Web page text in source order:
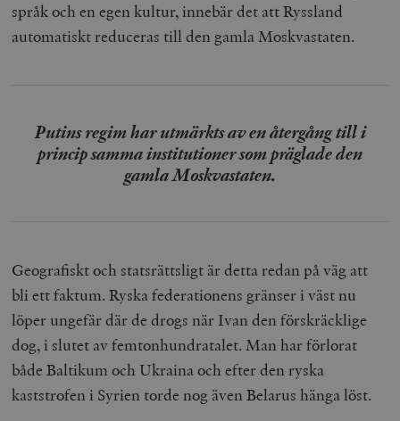
språk och en egen kultur, innebär det att Ryssland
automatiskt reduceras till den gamla Moskvastaten.
Putins regim har utmärkts av en återgång till i
princip samma institutioner som präglade den
gamla Moskvastaten.
Geografiskt och statsrättsligt är detta redan på väg att
bli ett faktum. Ryska federationens gränser i väst nu
löper ungefär där de drogs när Ivan den förskräcklige
dog, i slutet av femtonhundratalet. Man har förlorat
både Baltikum och Ukraina och efter den ryska
kaststrofen i Syrien torde nog även Belarus hänga löst.